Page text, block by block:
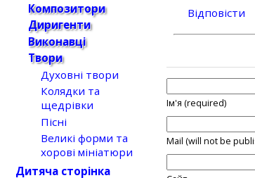
Відповіcти
Ім'я (required)
Mail (will not be
Композитори
Диригенти
Виконавці
Твори
Духовні твори
Колядки та
щедрівки
Пісні
Великі форми та
хорові мініатюри
Дитяча сторінка